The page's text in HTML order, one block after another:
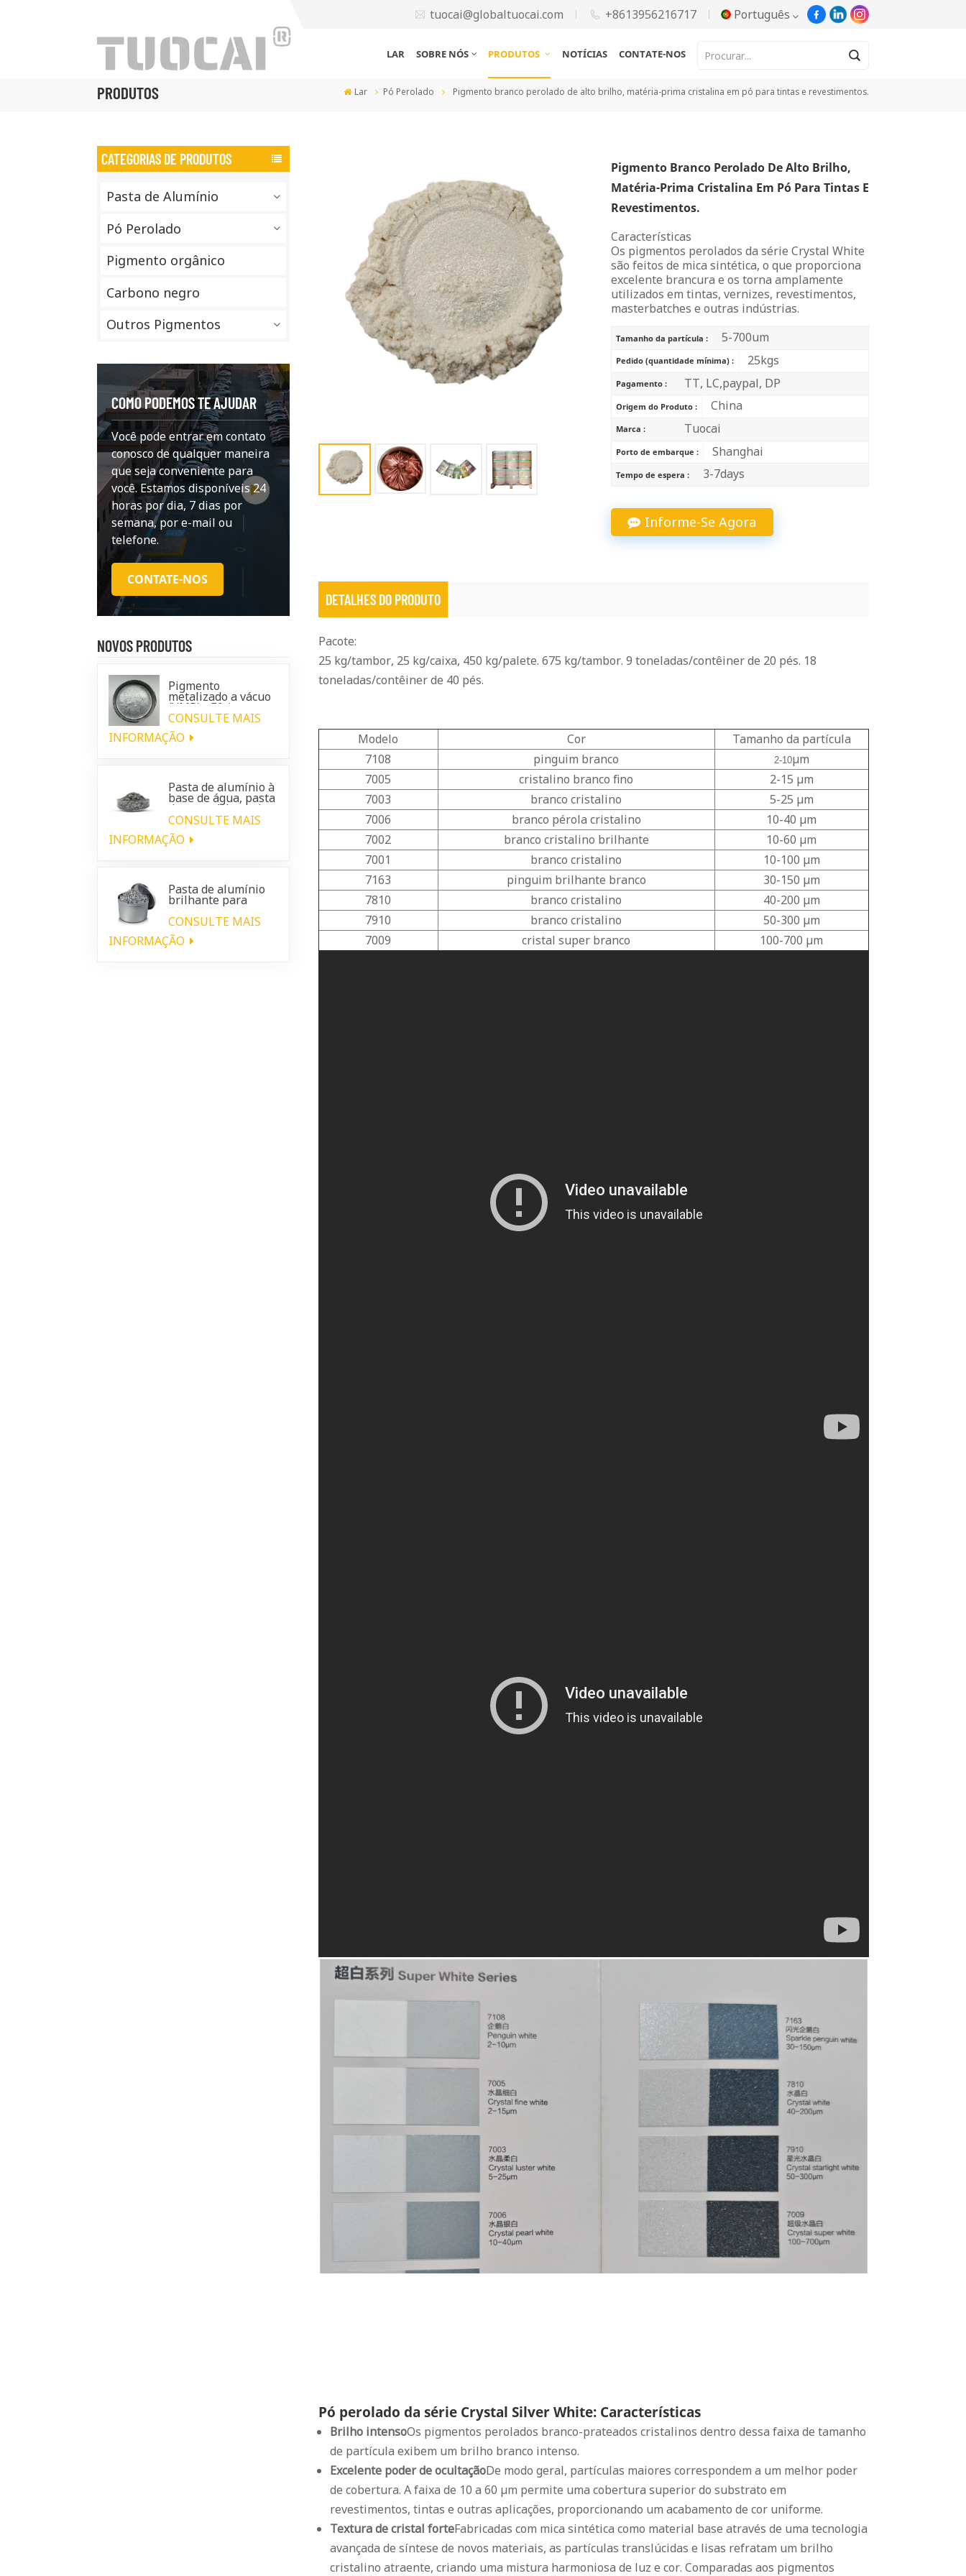
tuocai@globaltuocai.com +8613956216717 Português
Português
Tiếng Việt
بالعربية
中文
Indonesia
LAR SOBRE NÓS PRODUTOS NOTÍCIAS CONTATE-NOS
PRODUTOS Lar Pó Perolado Pigmento branco perolado de alto brilho, matéria-prima cristalina em pó para tintas e revestimentos.
CATEGORIAS DE PRODUTOS
Pasta de Alumínio
Pó Perolado
Pigmento orgânico
Carbono negro
Outros Pigmentos
COMO PODEMOS TE AJUDAR
Você pode entrar em contato
conosco de qualquer maneira
que seja conveniente para
você. Estamos disponíveis 24
horas por dia, 7 dias por
semana, por e-mail ou
telefone.
CONTATE-NOS
NOVOS PRODUTOS
Pigmento
metalizado a vácuo
(VMP) - Efeito
cromado brilhante
para revestimentos
automotivos
CONSULTE MAIS
INFORMAÇÃO
Pasta de alumínio à
base de água, pasta
de prata à base de
água
CONSULTE MAIS
INFORMAÇÃO
Pasta de alumínio
brilhante para
revestimento
automotivo de
plástico
CONSULTE MAIS
INFORMAÇÃO
Pigmento Branco Perolado De Alto Brilho,
Matéria-Prima Cristalina Em Pó Para Tintas E
Revestimentos.
Características
Os pigmentos perolados da série Crystal White
são feitos de mica sintética, o que proporciona
excelente brancura e os torna amplamente
utilizados em tintas, vernizes, revestimentos,
masterbatches e outras indústrias.
Tamanho da partícula : 5-700um
Pedido (quantidade mínima) : 25kgs
Pagamento : TT, LC,paypal, DP
Origem do Produto : China
Marca : Tuocai
Porto de embarque : Shanghai
Tempo de espera : 3-7days
Informe-Se Agora
DETALHES DO PRODUTO
Pacote:
25 kg/tambor, 25 kg/caixa, 450 kg/palete. 675 kg/tambor. 9 toneladas/contêiner de 20 pés. 18
toneladas/contêiner de 40 pés.
Modelo Cor
Tamanho da partícula
7108
pinguim branco 2-10μm
7005
cristalino branco fino
2-15 μm
7003
branco cristalino
5-25 μm
7006
branco pérola cristalino
10-40 μm
7002
branco cristalino brilhante
10-60 μm
7001
branco cristalino
10-100 μm
7163
pinguim brilhante branco
30-150 μm
7810
branco cristalino
40-200 μm
7910
branco cristalino
50-300 μm
7009
cristal super branco 100-700 μm
Pó perolado da série Crystal Silver White: Características
Brilho intensoOs pigmentos perolados branco-prateados cristalinos dentro dessa faixa de tamanho
de partícula exibem um brilho branco intenso.
Excelente poder de ocultaçãoDe modo geral, partículas maiores correspondem a um melhor poder
de cobertura. A faixa de 10 a 60 μm permite uma cobertura superior do substrato em
revestimentos, tintas e outras aplicações, proporcionando um acabamento de cor uniforme.
Textura de cristal forteFabricadas com mica sintética como material base através de uma tecnologia
avançada de síntese de novos materiais, as partículas translúcidas e lisas refratam um brilho
cristalino atraente, criando uma mistura harmoniosa de luz e cor. Comparadas aos pigmentos